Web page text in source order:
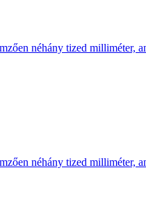
néhány tized milliméter,
néhány tized milliméter,